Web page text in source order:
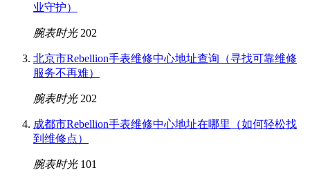
业守护）
腕表时光 202
北京市Rebellion手表维修中心地址查询（寻找可靠维修
服务不再难）
腕表时光 202
成都市Rebellion手表维修中心地址在哪里（如何轻松找
到维修点）
腕表时光 101